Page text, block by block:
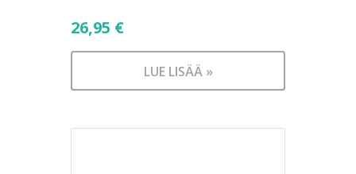
26,95 €
LUE LISÄÄ »